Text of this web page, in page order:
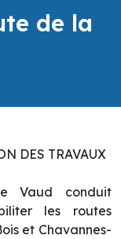
de la
DES TRAVAUX
Vaud conduit
les routes
et Chavannes-